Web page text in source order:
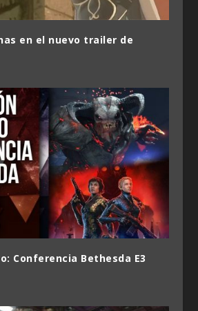
en el nuevo trailer de
Conferencia Bethesda E3